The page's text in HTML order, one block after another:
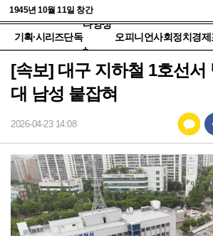
1945년 10월 11일 창간
기획·시리즈단독
다양성
+
오피니언사회정치 경제
[속보] 대구 지하철 1호선서
대 남성 붙잡혀
2026-04-23 14:08